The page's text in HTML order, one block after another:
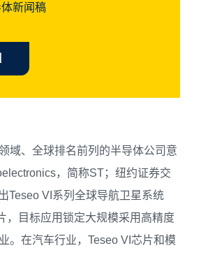
新闻稿
域、全球排名前列的半导体公司意
，简称ST；纽约证券交
Teseo VI系列全球导航卫星系统
，目标应用锁定大规模采用高精度
。在汽车行业，Teseo VI芯片和模